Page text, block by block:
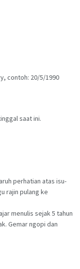
contoh: 20/5/1990
saat ini.
perhatian atas isu-
rajin pulang ke
menulis sejak 5 tahun
Gemar ngopi dan